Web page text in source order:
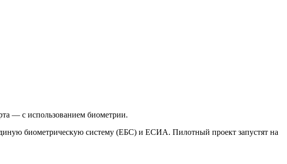
— с использованием биометрии.
биометрическую систему (ЕБС) и ЕСИА. Пилотный проект запустят на